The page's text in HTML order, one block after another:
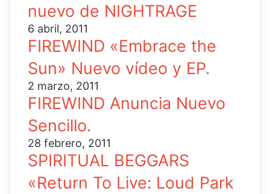
nuevo de NIGHTRAGE
6 abril, 2011
FIREWIND «Embrace the
Sun» Nuevo vídeo y EP.
2 marzo, 2011
FIREWIND Anuncia Nuevo
Sencillo.
28 febrero, 2011
SPIRITUAL BEGGARS
«Return To Live: Loud Park